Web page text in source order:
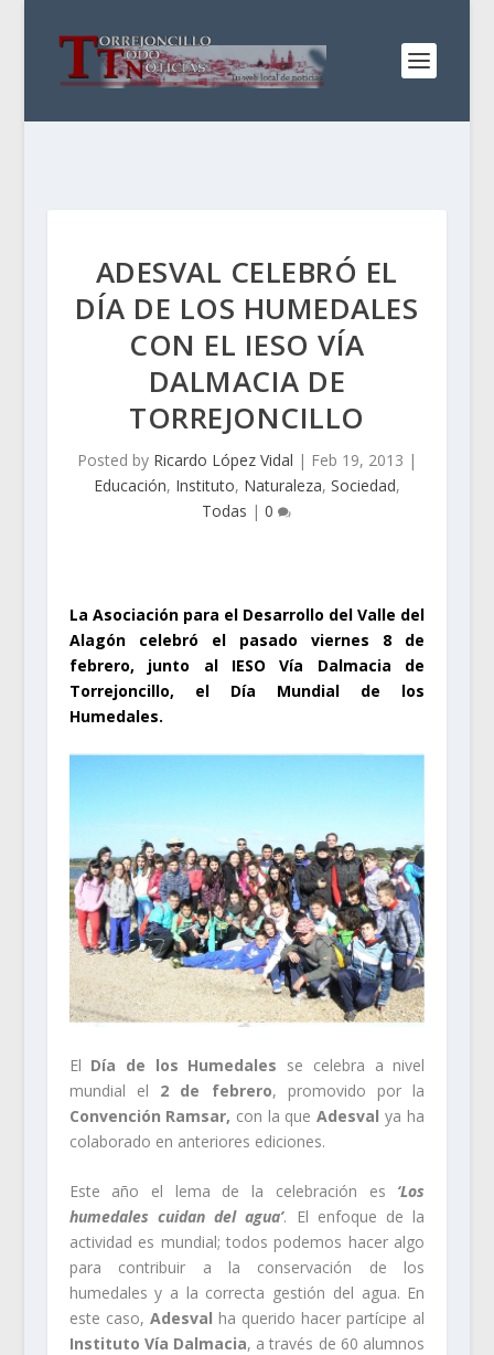
ADESVAL CELEBRÓ EL
DÍA DE LOS HUMEDALES
CON EL IESO VÍA
DALMACIA DE
TORREJONCILLO
Posted by Ricardo López Vidal | Feb 19, 2013 |
Educación, Instituto, Naturaleza, Sociedad,
Todas |0
La Asociación para el Desarrollo del Valle del
Alagón celebró el pasado viernes 8 de
febrero, junto al IESO Vía Dalmacia de
Torrejoncillo, el Día Mundial de los
Humedales.
El Día de los Humedales se celebra a nivel
mundial el 2 de febrero, promovido por la
Convención Ramsar, con la queAdesval ya ha
colaborado en anteriores ediciones.
Este año el lema de la celebración es ‘Los
humedales cuidan del agua’. El enfoque de la
actividad es mundial; todos podemos hacer algo
para contribuir a la conservación de los
humedales y a la correcta gestión del agua. En
este caso, Adesval ha querido hacer partícipe al
Instituto Vía Dalmacia, a través de 60 alumnos